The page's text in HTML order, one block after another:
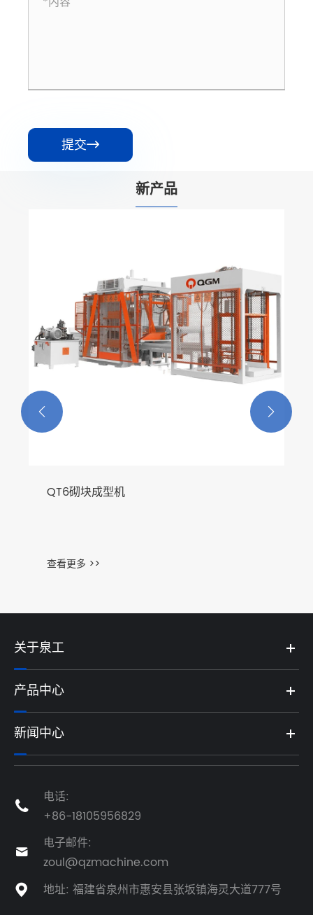
提交
新产品
QT6砌块成型机
查看更多 >>
 
关于泉工
产品中心
新闻中心

电话:
+86-18105956829

电子邮件:
zoul@qzmachine.com
 地址: 福建省泉州市惠安县张坂镇海灵大道777号